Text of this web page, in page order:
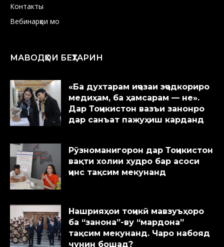
Контакты
Вебинарҳои мо
МАВОДҲОИ БЕҲТАРИН
«Ба духтарам иҷозаи эҷодкориро
медиҳам, ба ҳамсарам — не».
Дар Тоҷикистон вазъи занонро
дар санъат пажуҳиш карданд
Рӯзноманигорон дар Тоҷикистон
вақти холии худро бар асоси
ҷинс тақсим мекунанд
Нашрияҳои тоҷикӣ мавзуъҳоро
ба “занона”-ву “мардона”
тақсим мекунанд. Чаро набояд
чунин бошад?